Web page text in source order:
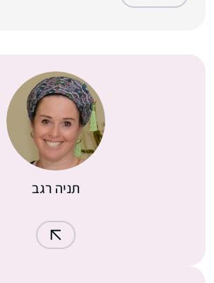
תניה רגב